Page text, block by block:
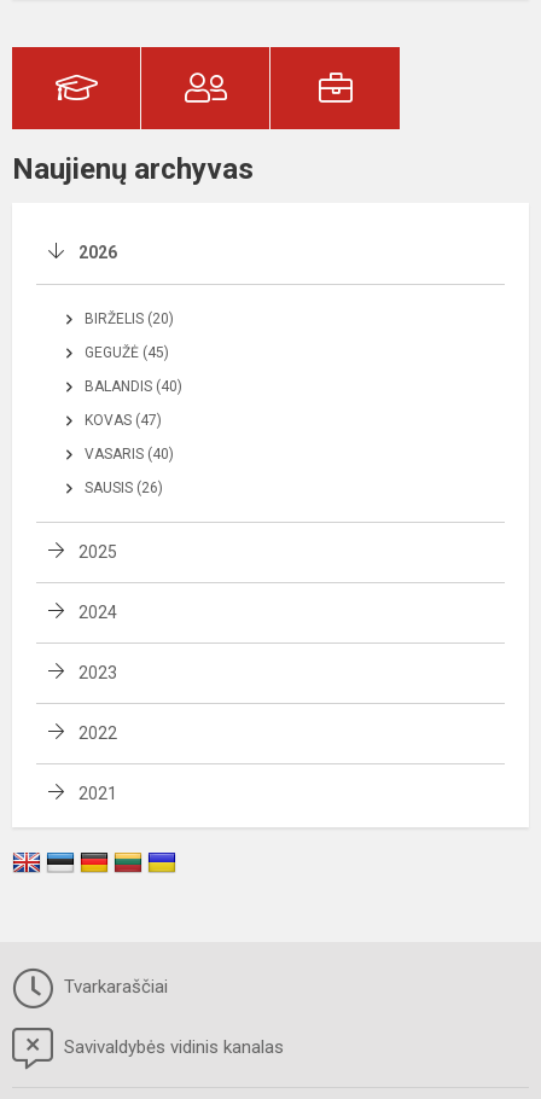
Naujienų archyvas
2026
BIRŽELIS (20)
GEGUŽĖ (45)
BALANDIS (40)
KOVAS (47)
VASARIS (40)
SAUSIS (26)
2025
2024
2023
2022
2021
Tvarkaraščiai
Savivaldybės vidinis kanalas